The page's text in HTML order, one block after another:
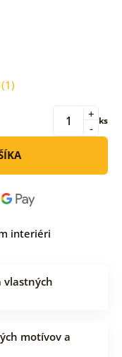
-
+ ks
interiéri
vlastných
motívov a